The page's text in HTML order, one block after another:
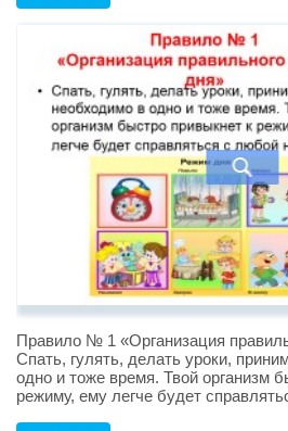
Правило № 1 «Организация
Спать, гулять, делать уроки,
одно и тоже время. Твой организм
режиму, ему легче будет